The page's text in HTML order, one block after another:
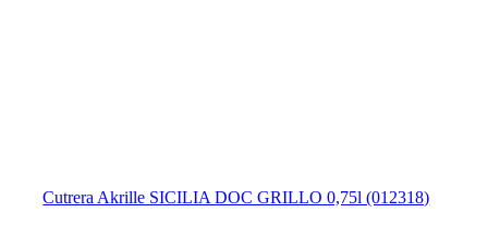
Cutrera Akrille SICILIA DOC GRILLO 0,75l (012318)